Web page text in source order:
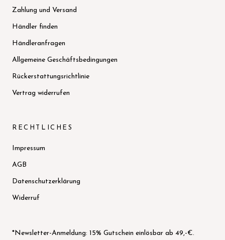
Zahlung und Versand
Händler finden
Händleranfragen
Allgemeine Geschäftsbedingungen
Rückerstattungsrichtlinie
Vertrag widerrufen
RECHTLICHES
Impressum
AGB
Datenschutzerklärung
Widerruf
*Newsletter-Anmeldung: 15% Gutschein einlösbar ab 49,-€.